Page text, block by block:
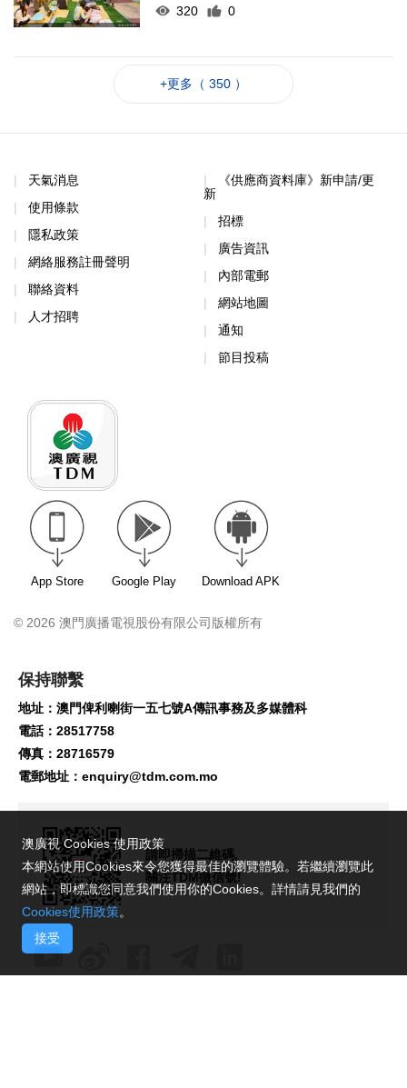
320
0
+更多（ 350 ）
天氣消息
使用條款
隱私政策
網絡服務註冊聲明
聯絡資料
人才招聘
《供應商資料庫》新申請/更
新
招標
廣告資訊
內部電郵
網站地圖
通知
節目投稿
App Store Google Play Download APK
© 2026 澳門廣播電視股份有限公司版權所有
保持聯繫
地址：澳門俾利喇街一五七號A傳訊事務及多媒體科
電話：28517758
傳真：28716579
電郵地址： enquiry@tdm.com.mo
請即掃描二維碼,
關注TDM微信號!
澳廣視 Cookies 使用政策
本網站使用Cookies來令您獲得最佳的瀏覽體驗。若繼續瀏覽此
網站，即標識您同意我們使用你的Cookies。詳情請見我們的
Cookies使用政策。
接受